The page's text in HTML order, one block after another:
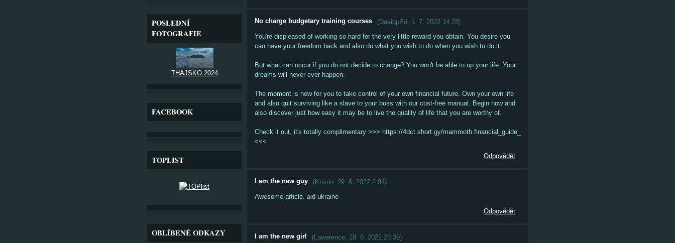
POSLEDNÍ
FOTOGRAFIE
THAJSKO 2024
FACEBOOK
TOPLIST
OBLÍBENÉ ODKAZY
No charge budgetary training courses (DavidpEd , 1. 7. 2022 14:28)
You're displeased of working so hard for the very little reward you obtain. You desire you
can have your freedom back and also do what you wish to do when you wish to do it.
But what can occur if you do not decide to change? You won't be able to up your life. Your
dreams will never ever happen.
The moment is now for you to take control of your own financial future. Own your own life
and also quit surviving like a slave to your boss with our cost-free manual. Begin now and
also discover just how easy it may be to live the quality of life that you are worthy of.
Check it out, it's totally complimentary >>> https://4dct.short.gy/mammoth.financial_guide_
<<<
Odpovědět
I am the new guy (Kristin, 29. 6. 2022 2:04)
Awesome article. aid ukraine
Odpovědět
I am the new girl (Lawerence, 28. 6. 2022 23:39)